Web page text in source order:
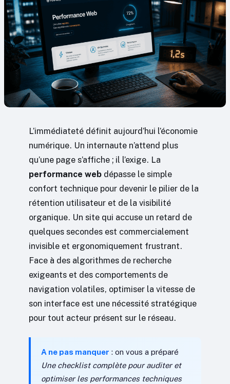
L’immédiateté définit aujourd’hui l’économie
numérique. Un internaute n’attend plus
qu’une page s’affiche ; il l’exige. La
performance web dépasse le simple
confort technique pour devenir le pilier de la
rétention utilisateur et de la visibilité
organique. Un site qui accuse un retard de
quelques secondes est commercialement
invisible et ergonomiquement frustrant.
Face à des algorithmes de recherche
exigeants et des comportements de
navigation volatiles, optimiser la vitesse de
son interface est une nécessité stratégique
pour tout acteur présent sur le réseau.
A ne pas manquer : on vous a préparé
Une checklist complète pour auditer et
optimiser les performances techniques